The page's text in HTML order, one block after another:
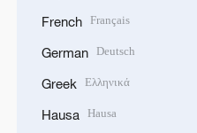
French Français
German Deutsch
Greek Ελληνικά
Hausa Hausa